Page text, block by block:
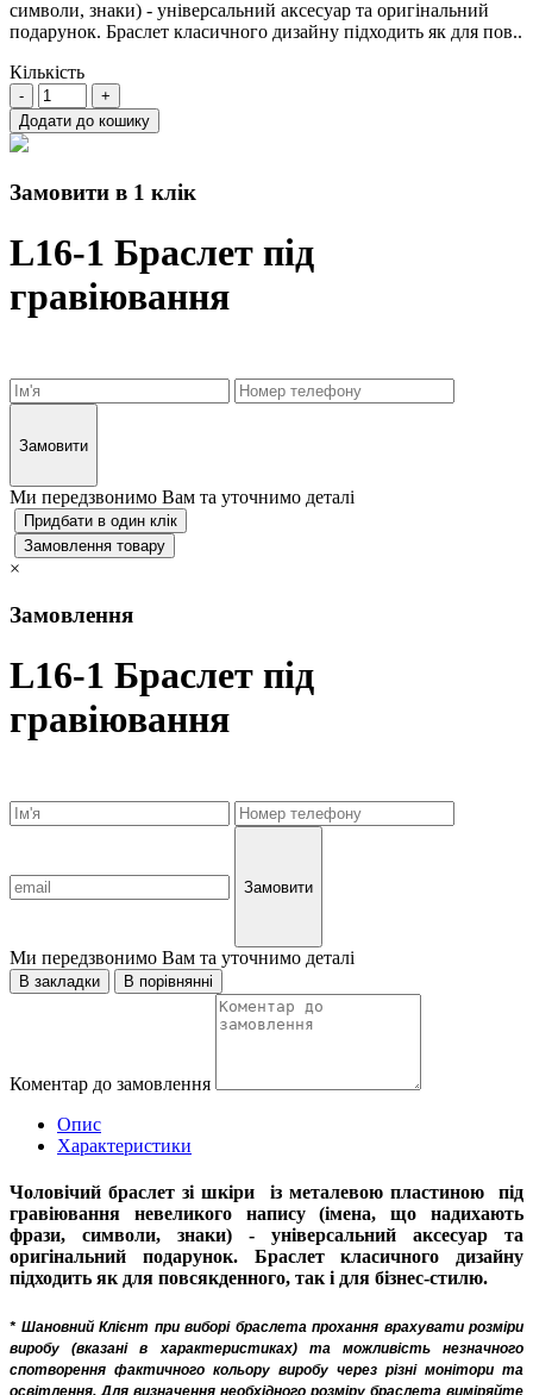
символи, знаки) - універсальний аксесуар та оригінальний
подарунок. Браслет класичного дизайну підходить як для пов..
Кількість
Додати до кошику
Замовити в 1 клік
L16-1 Браслет під
гравіювання
Замовити
Ми передзвонимо Вам та уточнимо деталі
Придбати в один клік
Замовлення товару
×
Замовлення
L16-1 Браслет під
гравіювання
Замовити
Ми передзвонимо Вам та уточнимо деталі
В закладки В порівнянні
Коментар до замовлення
Опис
Характеристики
Чоловічий браслет зі шкіри із металевою пластиною
під
гравіювання невеликого напису (імена, що надихають
фрази, символи, знаки) - універсальний аксесуар та
оригінальний подарунок. Браслет класичного дизайну
підходить як для повсякденного, так і для бізнес-стилю.
* Шановний Клієнт при виборі браслета прохання врахувати розміри
виробу (вказані в характеристиках) та можливість незначного
спотворення фактичного кольору виробу через різні монітори та
освітлення. Для визначення необхідного розміру браслета виміряйте